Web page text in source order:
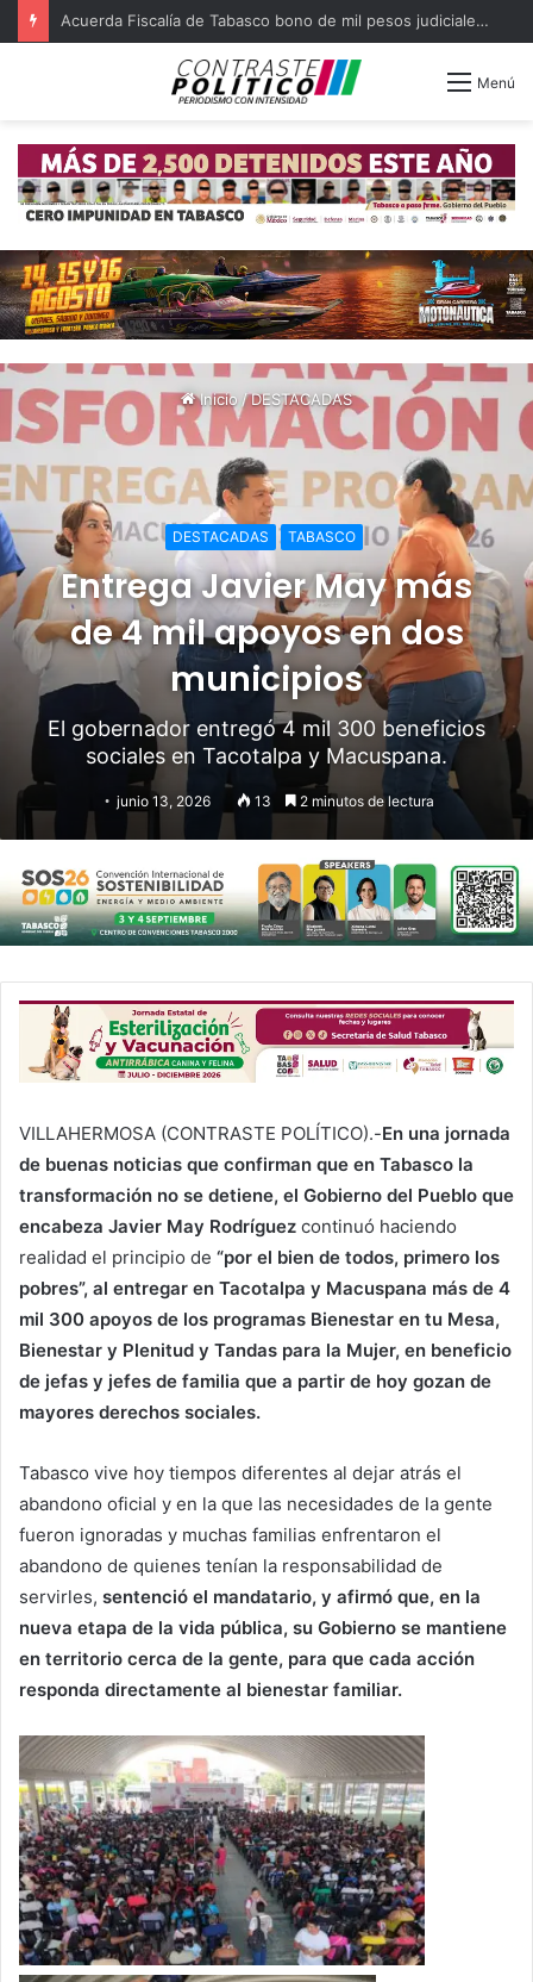
Capturan a ocho ligados a quema de OXXO y violencia en Tabasco
Menú
Inicio/DESTACADAS
DESTACADAS TABASCO
Entrega Javier May más
de 4 mil apoyos en dos
municipios
El gobernador entregó 4 mil 300 beneficios
sociales en Tacotalpa y Macuspana.
junio 13, 2026 13 2 minutos de lectura
VILLAHERMOSA (CONTRASTE POLÍTICO).-En una jornada
de buenas noticias que confirman que en Tabasco la
transformación no se detiene, el Gobierno del Pueblo que
encabeza Javier May Rodríguez continuó haciendo
realidad el principio de “por el bien de todos, primero los
pobres”, al entregar en Tacotalpa y Macuspana más de 4
mil 300 apoyos de los programas Bienestar en tu Mesa,
Bienestar y Plenitud y Tandas para la Mujer, en beneficio
de jefas y jefes de familia que a partir de hoy gozan de
mayores derechos sociales.
Tabasco vive hoy tiempos diferentes al dejar atrás el
abandono oficial y en la que las necesidades de la gente
fueron ignoradas y muchas familias enfrentaron el
abandono de quienes tenían la responsabilidad de
servirles, sentenció el mandatario, y afirmó que, en la
nueva etapa de la vida pública, su Gobierno se mantiene
en territorio cerca de la gente, para que cada acción
responda directamente al bienestar familiar.